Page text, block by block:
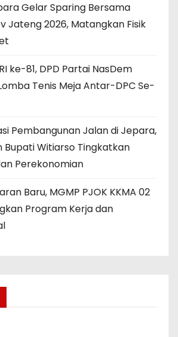
Gelar Sparing Bersama
Jateng 2026, Matangkan Fisik
ke-81, DPD Partai NasDem
Tenis Meja Antar-DPC Se-
Pembangunan Jalan di Jepara,
Bupati Witiarso Tingkatkan
Perekonomian
Baru, MGMP PJOK KKMA 02
Program Kerja dan